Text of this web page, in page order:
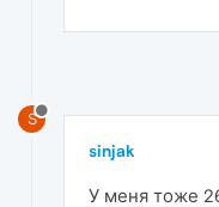
S
sinjak
У меня тоже